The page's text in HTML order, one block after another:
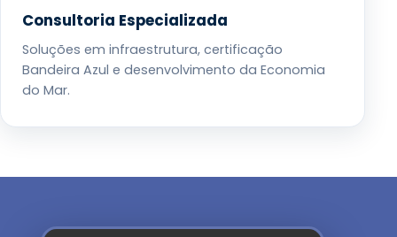
Consultoria Especializada
Soluções em infraestrutura, certificação
Bandeira Azul e desenvolvimento da Economia
do Mar.